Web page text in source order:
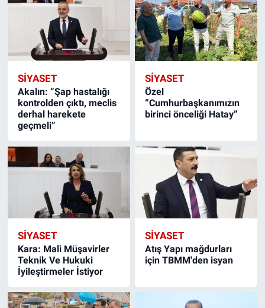
SIYASET
Akalın: “Şap hastalığı
kontrolden çıktı, meclis
derhal harekete
geçmeli”
SIYASET
Özel
“Cumhurbaşkanımızın
birinci önceliği Hatay”
SIYASET
Kara: Mali Müşavirler
Teknik Ve Hukuki
İyileştirmeler İstiyor
SIYASET
Atış Yapı mağdurları
için TBMM'den isyan